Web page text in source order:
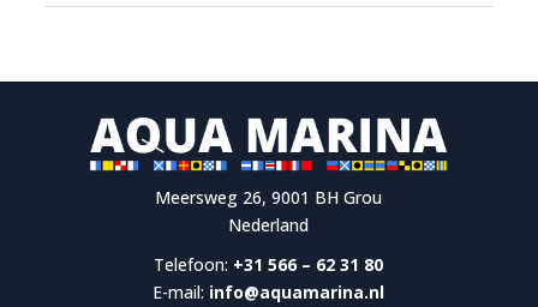
Meersweg 26, 9001 BH Grou
Nederland
Telefoon: +31 566 – 62 31 80
E-mail: info@aquamarina.nl